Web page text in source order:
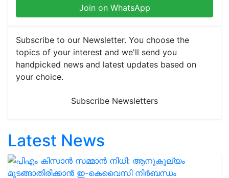
Join on WhatsApp
Subscribe to our Newsletter. You choose the
topics of your interest and we'll send you
handpicked news and latest updates based on
your choice.
Subscribe Newsletters
Latest News